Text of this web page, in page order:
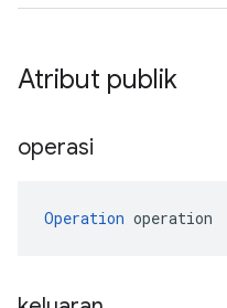
Atribut publik
operasi
Operation operation